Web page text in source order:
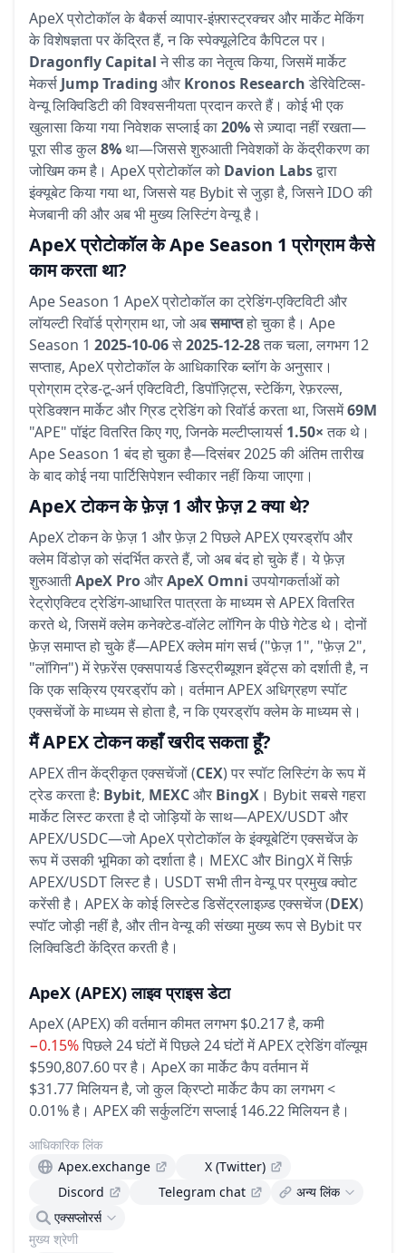
ApeX प्रोटोकॉल के बैकर्स व्यापार-इंफ़्रास्ट्रक्चर और मार्केट मेकिंग
के विशेषज्ञता पर केंद्रित हैं, न कि स्पेक्यूलेटिव कैपिटल पर।
Dragonfly Capital ने सीड का नेतृत्व किया, जिसमें मार्केट
मेकर्स Jump Trading और Kronos Research डेरिवेटिव्स-
वेन्यू लिक्विडिटी की विश्वसनीयता प्रदान करते हैं। कोई भी एक
खुलासा किया गया निवेशक सप्लाई का20%से ज़्यादा नहीं रखता—
पूरा सीड कुल8% था—जिससे शुरुआती निवेशकों के केंद्रीकरण का
जोखिम कम है। ApeX प्रोटोकॉल को Davion Labsद्वारा
इंक्यूबेट किया गया था, जिससे यह Bybit से जुड़ा है, जिसने IDO की
मेजबानी की और अब भी मुख्य लिस्टिंग वेन्यू है।
ApeX प्रोटोकॉल के Ape Season 1 प्रोग्राम कैसे
काम करता था?
Ape Season 1 ApeX प्रोटोकॉल का ट्रेडिंग-एक्टिविटी और
लॉयल्टी रिवॉर्ड प्रोग्राम था, जो अबसमाप्तहो चुका है। Ape
Season 1 2025-10-06से2025-12-28तक चला, लगभग 12
सप्ताह, ApeX प्रोटोकॉल के आधिकारिक ब्लॉग के अनुसार।
प्रोग्राम ट्रेड-टू-अर्न एक्टिविटी, डिपॉज़िट्स, स्टेकिंग, रेफ़रल्स,
प्रेडिक्शन मार्केट और ग्रिड ट्रेडिंग को रिवॉर्ड करता था, जिसमें69M
"APE" पॉइंट वितरित किए गए, जिनके मल्टीप्लायर्स 1.50× तक थे।
Ape Season 1 बंद हो चुका है—दिसंबर 2025 की अंतिम तारीख
के बाद कोई नया पार्टिसिपेशन स्वीकार नहीं किया जाएगा।
ApeX टोकन के फ़ेज़ 1 और फ़ेज़ 2 क्या थे?
ApeX टोकन के फ़ेज़ 1 और फ़ेज़ 2 पिछले APEX एयरड्रॉप और
क्लेम विंडोज़ को संदर्भित करते हैं, जो अब बंद हो चुके हैं। ये फ़ेज़
शुरुआतीApeX ProऔरApeX Omni उपयोगकर्ताओं को
रेट्रोएक्टिव ट्रेडिंग-आधारित पात्रता के माध्यम से APEX वितरित
करते थे, जिसमें क्लेम कनेक्टेड-वॉलेट लॉगिन के पीछे गेटेड थे। दोनों
फ़ेज़ समाप्त हो चुके हैं—APEX क्लेम मांग सर्च ("फ़ेज़ 1", "फ़ेज़ 2",
"लॉगिन") में रेफ़रेंस एक्सपायर्ड डिस्ट्रीब्यूशन इवेंट्स को दर्शाती है, न
कि एक सक्रिय एयरड्रॉप को। वर्तमान APEX अधिग्रहण स्पॉट
एक्सचेंजों के माध्यम से होता है, न कि एयरड्रॉप क्लेम के माध्यम से।
मैं APEX टोकन कहाँ खरीद सकता हूँ?
APEX तीन केंद्रीकृत एक्सचेंजों (CEX) पर स्पॉट लिस्टिंग के रूप में
ट्रेड करता है: Bybit, MEXCऔर BingX । Bybit सबसे गहरा
मार्केट लिस्ट करता है दो जोड़ियों के साथ—APEX/USDT और
APEX/USDC—जो ApeX प्रोटोकॉल के इंक्यूबेटिंग एक्सचेंज के
रूप में उसकी भूमिका को दर्शाता है। MEXC और BingX में सिर्फ़
APEX/USDT लिस्ट है। USDT सभी तीन वेन्यू पर प्रमुख क्वोट
करेंसी है। APEX के कोई लिस्टेड डिसेंट्रलाइज़्ड एक्सचेंज (DEX)
स्पॉट जोड़ी नहीं है, और तीन वेन्यू की संख्या मुख्य रूप से Bybit पर
लिक्विडिटी केंद्रित करती है।
ApeX (APEX) लाइव प्राइस डेटा
ApeX (APEX) की वर्तमान कीमत लगभग $0.217 है, कमी
−0.15%पिछले 24 घंटों मेंपिछले 24 घंटों में APEX ट्रेडिंग वॉल्यूम
$590,807.60 पर है। ApeX का मार्केट कैप वर्तमान में
$31.77 मिलियन है, जो कुल क्रिप्टो मार्केट कैप का लगभग <
0.01% है। APEX की सर्कुलटिंग सप्लाई 146.22 मिलियन है।
मुख्य श्रेणी
आधिकारिक लिंक
Apex.exchange
X (Twitter)
Discord
Telegram chat
अन्य लिंक
एक्सप्लोरर्स